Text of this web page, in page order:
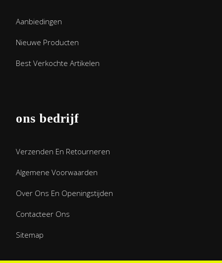
Aanbiedingen
Nieuwe Producten
Best Verkochte Artikelen
ons bedrijf
Verzenden En Retourneren
Algemene Voorwaarden
Over Ons En Openingstijden
Contacteer Ons
Sitemap